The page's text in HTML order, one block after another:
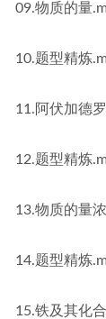
09.物质的量
10.题型精炼
11.阿伏加德
12.题型精炼
13.物质的量
14.题型精炼
15.铁及其化